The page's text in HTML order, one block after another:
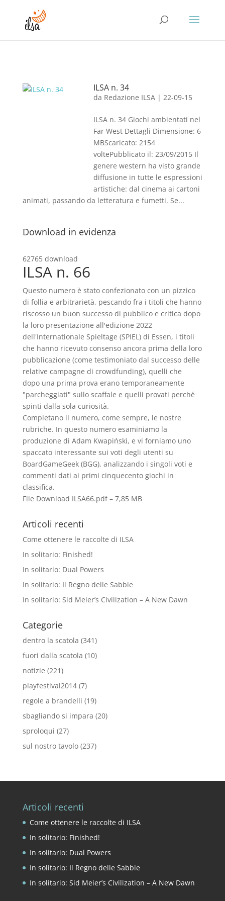
ILSA n. 34
da Redazione ILSA| 22-09-15
ILSA n. 34 Giochi ambientati nel
Far West Dettagli Dimensione: 6
MBScaricato: 2154
voltePubblicato il: 23/09/2015 Il
genere western ha visto grande
diffusione in tutte le espressioni
artistiche: dal cinema ai cartoni
animati, passando da letteratura e fumetti. Se...
Download in evidenza
62765 download
ILSA n. 66
Questo numero è stato confezionato con un pizzico
di follia e arbitrarietà, pescando fra i titoli che hanno
riscosso un buon successo di pubblico e critica dopo
la loro presentazione all'edizione 2022
dell'Internationale Spieltage (SPIEL) di Essen, i titoli
che hanno ricevuto consenso ancora prima della loro
pubblicazione (come testimoniato dal successo delle
relative campagne di crowdfunding), quelli che
dopo una prima prova erano temporaneamente
"parcheggiati" sullo scaﬀale e quelli provati perché
spinti dalla sola curiosità.
Completano il numero, come sempre, le nostre
rubriche. In questo numero esaminiamo la
produzione di Adam Kwapiński, e vi forniamo uno
spaccato interessante sui voti degli utenti su
BoardGameGeek (BGG), analizzando i singoli voti e
commenti dati ai primi cinquecento giochi in
classiﬁca.
File Download ILSA66.pdf – 7,85 MB
Articoli recenti
Come ottenere le raccolte di ILSA
In solitario: Finished!
In solitario: Dual Powers
In solitario: Il Regno delle Sabbie
In solitario: Sid Meier’s Civilization – A New Dawn
Categorie
dentro la scatola (341)
fuori dalla scatola (10)
notizie (221)
playfestival2014(7)
regole a brandelli (19)
sbagliando si impara (20)
sproloqui (27)
sul nostro tavolo(237)
Articoli recenti
Come ottenere le raccolte di ILSA
In solitario: Finished!
In solitario: Dual Powers
In solitario: Il Regno delle Sabbie
In solitario: Sid Meier’s Civilization – A New Dawn